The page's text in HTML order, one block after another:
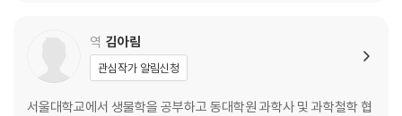
역 김아림
관심작가 알림신청
서울대학교에서 생물학을 공부하고 동대학원 과학사 및 과학철학 협